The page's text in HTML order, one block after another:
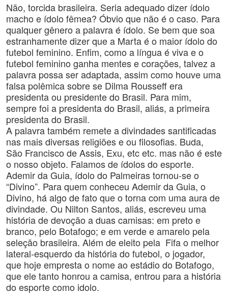
Não, torcida brasileira. Seria adequado dizer ídolo
macho e ídolo fêmea? Óbvio que não é o caso. Para
qualquer gênero a palavra é ídolo. Se bem que soa
estranhamente dizer que a Marta é o maior ídolo do
futebol feminino. Enfim, como a língua é viva e o
futebol feminino ganha mentes e corações, talvez a
palavra possa ser adaptada, assim como houve uma
falsa polêmica sobre se Dilma Rousseff era
presidenta ou presidente do Brasil. Para mim,
sempre foi a presidenta do Brasil, aliás, a primeira
presidenta do Brasil.
A palavra também remete a divindades santificadas
nas mais diversas religiões e ou filosofias. Buda,
São Francisco de Assis, Exu, etc etc. mas não é este
o nosso objeto. Falamos de ídolos do esporte.
Ademir da Guia, ídolo do Palmeiras tornou-se o
“Divino”. Para quem conheceu Ademir da Guia, o
Divino, há algo de fato que o torna com uma aura de
divindade. Ou Nilton Santos, aliás, escreveu uma
história de devoção a duas camisas: em preto e
branco, pelo Botafogo; e em verde e amarelo pela
seleção brasileira. Além de eleito pela Fifa o melhor
lateral-esquerdo da história do futebol, o jogador,
que hoje empresta o nome ao estádio do Botafogo,
que ele tanto honrou a camisa, entrou para a história
do esporte como idolo.